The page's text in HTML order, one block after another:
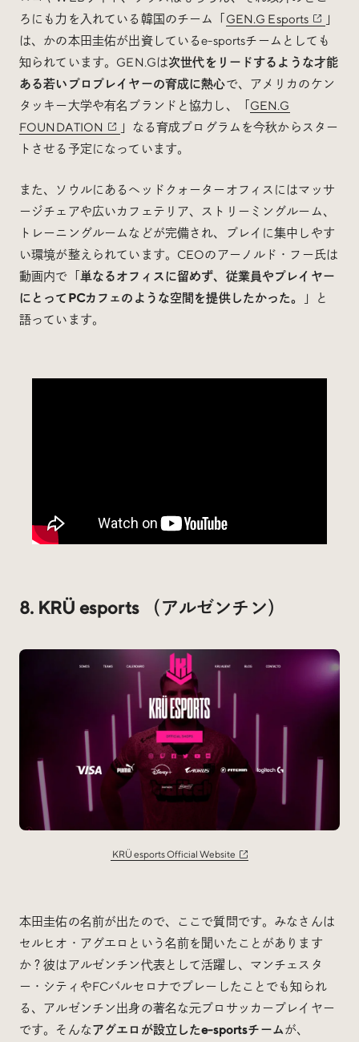
ろにも力を入れている韓国のチーム「 GEN.G Esports
」
は、かの本田圭佑が出資しているe-sportsチームとしても
知られています。GEN.Gは次世代をリードするような才能
ある若いプロプレイヤーの育成に熱心で、アメリカのケン
タッキー大学や有名ブランドと協力し、「 GEN.G
FOUNDATION
」なる育成プログラムを今秋からスター
トさせる予定になっています。
また、ソウルにあるヘッドクォーターオフィスにはマッサ
ージチェアや広いカフェテリア、ストリーミングルーム、
トレーニングルームなどが完備され、プレイに集中しやす
い環境が整えられています。CEOのアーノルド・フー氏は
動画内で「 単なるオフィスに留めず、従業員やプレイヤー
にとってPCカフェのような空間を提供したかった。
」と
語っています。
8. KRÜ esports （アルゼンチン）
KRÜ esports Official Website
本田圭佑の名前が出たので、ここで質問です。みなさんは
セルヒオ・アグエロという名前を聞いたことがあります
か？彼はアルゼンチン代表として活躍し、マンチェスタ
ー・シティやFCバルセロナでプレーしたことでも知られ
る、アルゼンチン出身の著名な元プロサッカープレイヤー
です。そんなアグエロが設立したe-sportsチームが、